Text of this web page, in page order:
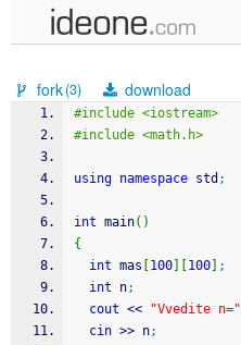
samples
fork(3) download
#include <iostream>
#include <math.h>
using namespace std ;
int main( )
{
int mas 100 100
;
int n;
cout << "Vvedite n="
cin >> n;